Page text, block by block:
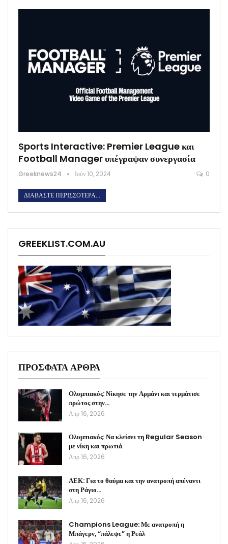
Sports Interactive: Premier League και
Football Manager υπέγραψαν συνεργασία
Greeknews24 Ιούν 10, 2024 0
ΔΙΑΒΆΣΤΕ ΠΕΡΙΣΣΌΤΕΡΑ...
GREEKLIST.COM.AU
ΠΡΟΣΦΑΤΑ ΑΡΘΡΑ
Ολυμπιακός: Νίκησε την Αρμάνι και τερμάτισε
πρώτος στην…
Απρ 16, 2026
Ολυμπιακός: Να κλείσει τη Regular Season
με νίκη και πρωτιά
Απρ 16, 2026
ΑΕΚ: Για το θαύμα και την ανατροπή απέναντι
στη Ράγιο…
Απρ 16, 2026
Champions League: Με ανατροπή η
Μπάγερν, “πάλεψε” η Ρεάλ